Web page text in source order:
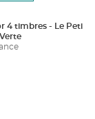
4 timbres - Le Petit